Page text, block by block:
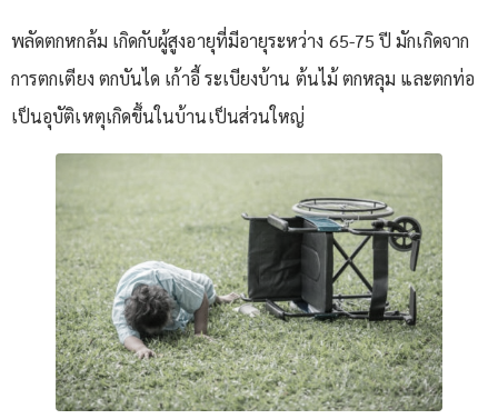
พลัดตกหกล้ม เกิดกับผู้สูงอายุที่มีอายุระหว่าง 65-75 ปี มักเกิดจาก
การตกเตียง ตกบันได เก้าอี้ ระเบียงบ้าน ต้นไม้ ตกหลุม และตกท่อ
เป็นอุบัติเหตุเกิดขึ้นในบ้านเป็นส่วนใหญ่